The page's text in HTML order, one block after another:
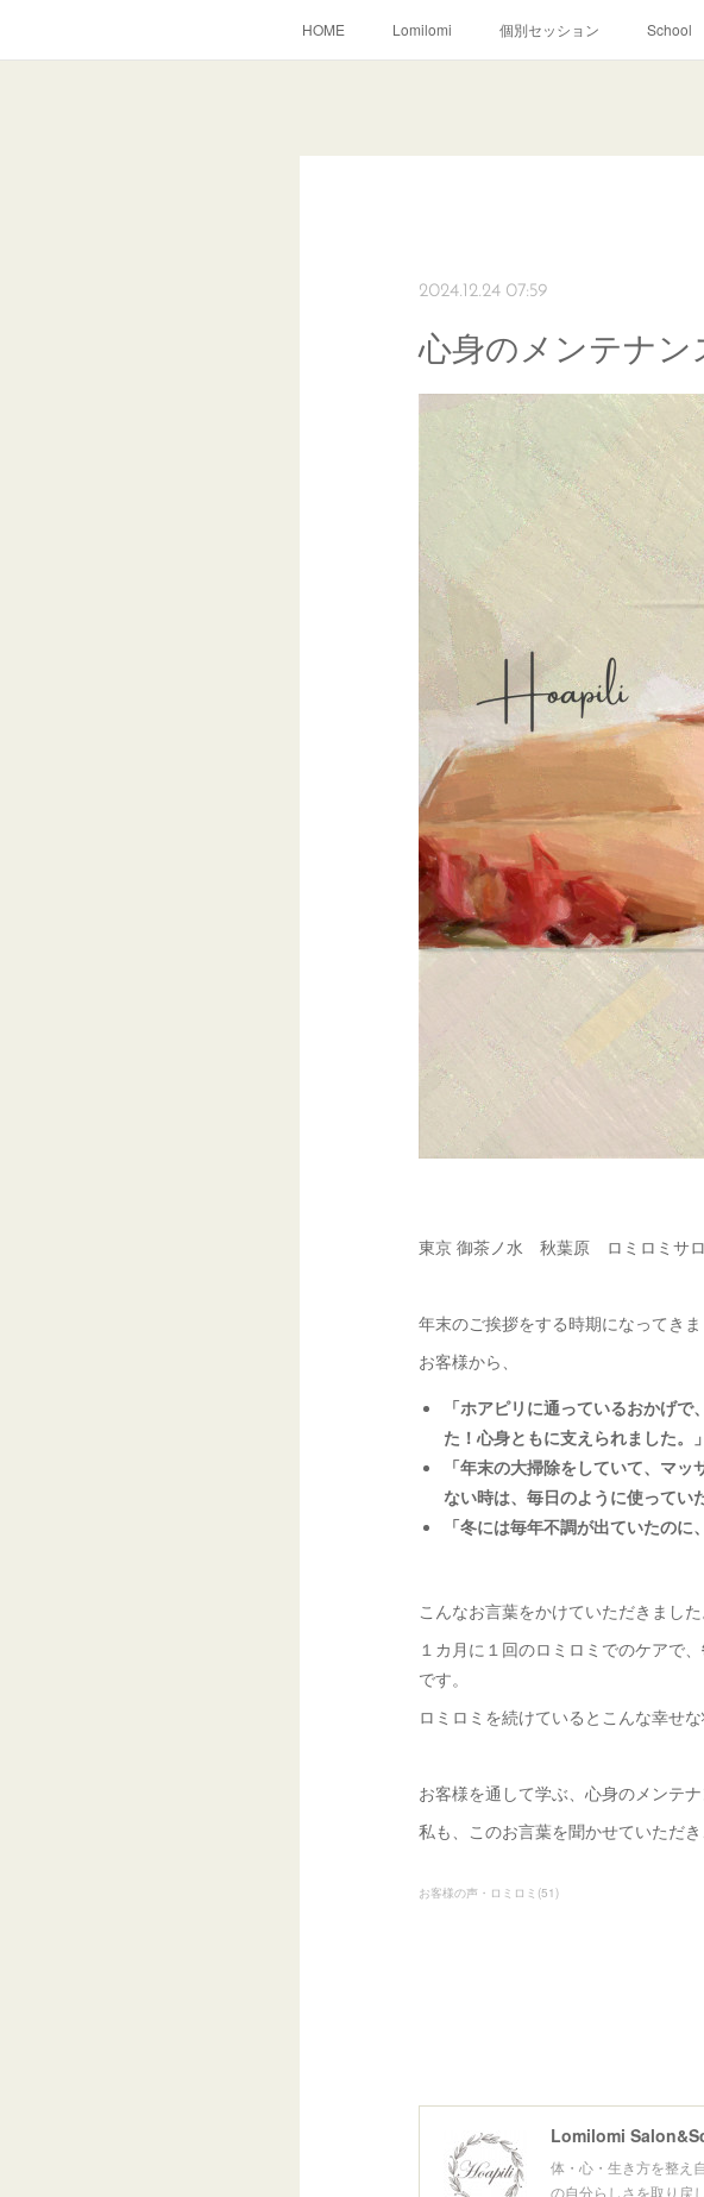
HOME Lomilomi 個別セッション School
2024.12.24 07:59
心身のメンテナン
東京 御茶ノ水 秋葉原 ロミロミサ
年末のご挨拶をする時期になってきま
お客様から、
「ホアピリに通っているおかげ
た！心身ともに支えられました。」
「年末の大掃除をしていて、マ
ない時は、毎日のように使ってい
「冬には毎年不調が出ていたの
こんなお言葉をかけていただきました
１カ月に１回のロミロミでのケアで、
です。
ロミロミを続けているとこんな幸せ
お客様を通して学ぶ、心身のメンテナ
私も、このお言葉を聞かせていただ
お客様の声・ロミロミ (51)
Lomilomi
体・心・生き方を整え
の自分らしさを取り戻